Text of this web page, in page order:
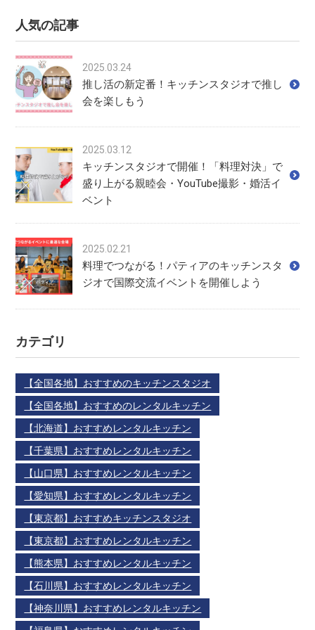
人気の記事
2025.03.24
推し活の新定番！キッチンスタジオで推し
会を楽しもう
2025.03.12
キッチンスタジオで開催！「料理対決」で
盛り上がる親睦会・YouTube撮影・婚活イ
ベント
2025.02.21
料理でつながる！パティアのキッチンスタ
ジオで国際交流イベントを開催しよう
カテゴリ
【全国各地】おすすめのキッチンスタジオ
【全国各地】おすすめのレンタルキッチン
【北海道】おすすめレンタルキッチン
【千葉県】おすすめレンタルキッチン
【山口県】おすすめレンタルキッチン
【愛知県】おすすめレンタルキッチン
【東京都】おすすめキッチンスタジオ
【東京都】おすすめレンタルキッチン
【熊本県】おすすめレンタルキッチン
【石川県】おすすめレンタルキッチン
【神奈川県】おすすめレンタルキッチン